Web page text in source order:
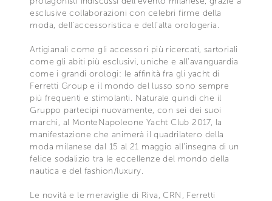
esclusive collaborazioni con celebri firme della
moda, dell’accessoristica e dell’alta orologeria.
Artigianali come gli accessori più ricercati, sartoriali
come gli abiti più esclusivi, uniche e all’avanguardia
come i grandi orologi: le affinità fra gli yacht di
Ferretti Group e il mondo del lusso sono sempre
più frequenti e stimolanti. Naturale quindi che il
Gruppo partecipi nuovamente, con sei dei suoi
marchi, al MonteNapoleone Yacht Club 2017, la
manifestazione che animerà il quadrilatero della
moda milanese dal 15 al 21 maggio all’insegna di un
felice sodalizio tra le eccellenze del mondo della
nautica e del fashion/luxury.
Le novità e le meraviglie di Riva, CRN, Ferretti